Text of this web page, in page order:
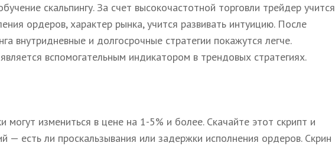
скальпингу. За счет высокочастотной торговли трейдер учится
ордеров, характер рынка, учится развивать интуицию. После
внутридневные и долгосрочные стратегии покажутся легче.
вспомогательным индикатором в трендовых стратегиях.
могут измениться в цене на 1-5% и более. Скачайте этот скрипт и
— есть ли проскальзывания или задержки исполнения ордеров. Скрин